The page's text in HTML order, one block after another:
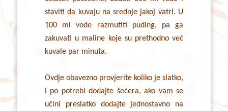
staviti da kuvaju na srednje jakoj vatri. U
100 ml vode razmutiti puding, pa ga
zakuvati u maline koje su prethodno već
kuvale par minuta.
Ovdje obavezno provjerite koliko je slatko,
i po potrebi dodajte šećera, ako vam se
učini preslatko dodajte jednostavno na